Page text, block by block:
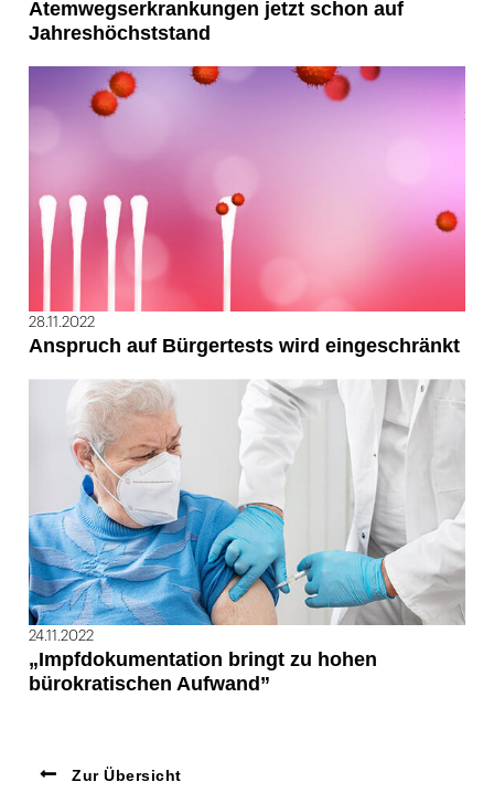
Atemwegserkrankungen jetzt schon auf
Jahreshöchststand
28.11.2022
Anspruch auf Bürgertests wird eingeschränkt
24.11.2022
„Impfdokumentation bringt zu hohen
bürokratischen Aufwand”
Zur Übersicht